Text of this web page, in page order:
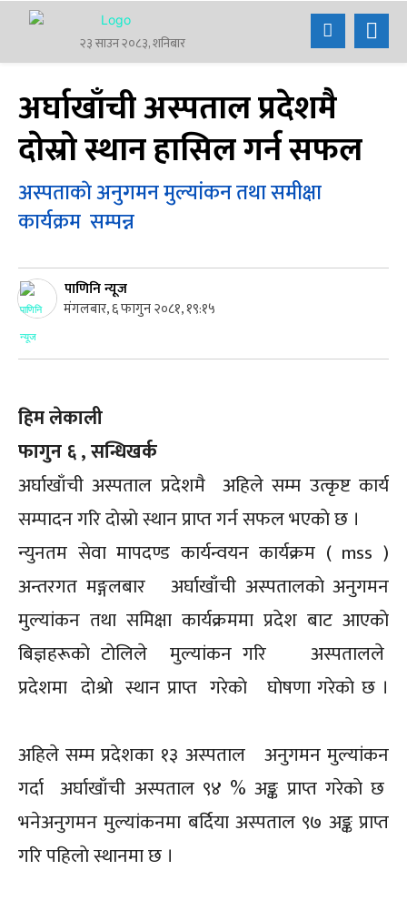
२३ साउन २०८३, शनिबार
अर्घाखाँची अस्पताल प्रदेशमै
दाेस्राे स्थान हासिल गर्न सफल
अस्पताकाे अनुगमन मुल्यांकन तथा समीक्षा
कार्यक्रम सम्पन्न
पाणिनि न्यूज
मंगलबार, ६ फागुन २०८१, १९:१५
हिम लेकाली
फागुन ६ , सन्धिखर्क
अर्घाखाँची अस्पताल प्रदेशमै अहिले सम्म उत्कृष्ट कार्य
सम्पादन गरि दाेस्राे स्थान प्राप्त गर्न सफल भएकाे छ ।
न्युनतम सेवा मापदण्ड कार्यन्वयन कार्यक्रम ( mss )
अन्तरगत मङ्गलबार अर्घाखाँची अस्पतालकाे अनुगमन
मुल्यांकन तथा समिक्षा कार्यक्रममा प्रदेश बाट आएकाे
बिज्ञहरूकाे टाेलिले मुल्यांकन गरि अस्पतालले
प्रदेशमा दाेश्राे स्थान प्राप्त गरेकाे घाेषणा गरेकाे छ ।
अहिले सम्म प्रदेशका १३ अस्पताल अनुगमन मुल्यांकन
गर्दा अर्घाखाँची अस्पताल ९४ % अङ्क प्राप्त गरेकाे छ
भनेअनुगमन मुल्यांकनमा बर्दिया अस्पताल ९७ अङ्क प्राप्त
गरि पहिलाे स्थानमा छ ।